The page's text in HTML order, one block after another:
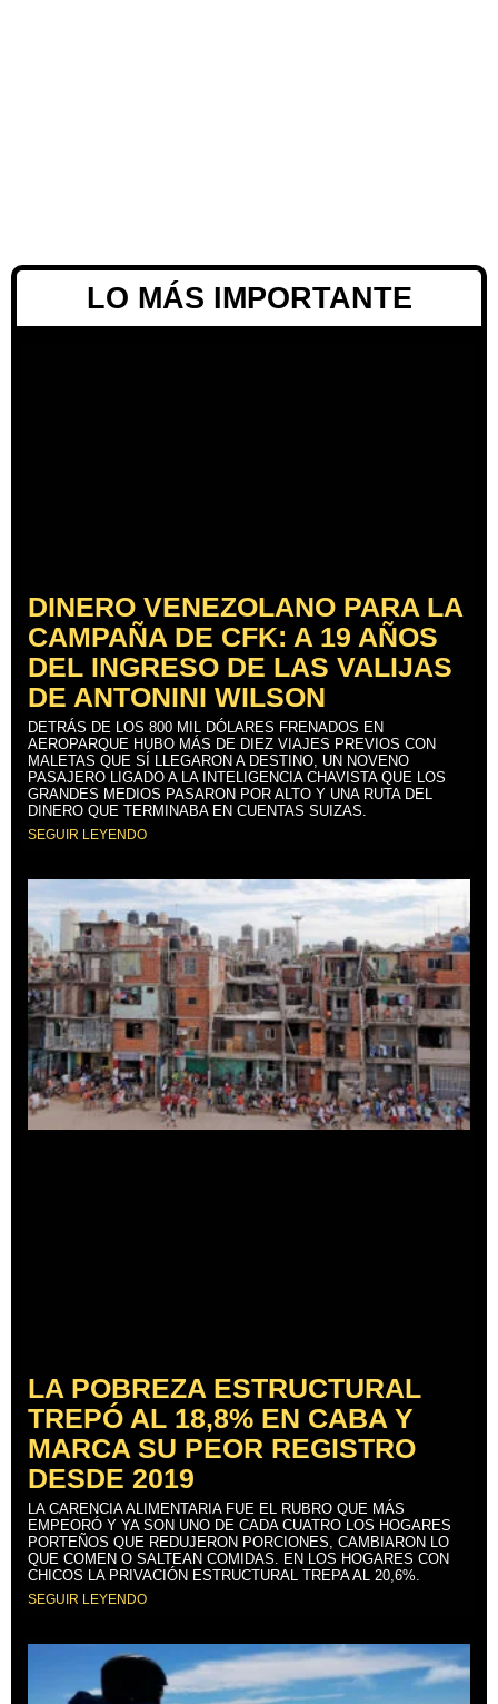
LO MÁS IMPORTANTE
DINERO VENEZOLANO PARA LA
CAMPAÑA DE CFK: A 19 AÑOS
DEL INGRESO DE LAS VALIJAS
DE ANTONINI WILSON
DETRÁS DE LOS 800 MIL DÓLARES FRENADOS EN
AEROPARQUE HUBO MÁS DE DIEZ VIAJES PREVIOS CON
MALETAS QUE SÍ LLEGARON A DESTINO, UN NOVENO
PASAJERO LIGADO A LA INTELIGENCIA CHAVISTA QUE LOS
GRANDES MEDIOS PASARON POR ALTO Y UNA RUTA DEL
DINERO QUE TERMINABA EN CUENTAS SUIZAS.
SEGUIR LEYENDO
LA POBREZA ESTRUCTURAL
TREPÓ AL 18,8% EN CABA Y
MARCA SU PEOR REGISTRO
DESDE 2019
LA CARENCIA ALIMENTARIA FUE EL RUBRO QUE MÁS
EMPEORÓ Y YA SON UNO DE CADA CUATRO LOS HOGARES
PORTEÑOS QUE REDUJERON PORCIONES, CAMBIARON LO
QUE COMEN O SALTEAN COMIDAS. EN LOS HOGARES CON
CHICOS LA PRIVACIÓN ESTRUCTURAL TREPA AL 20,6%.
SEGUIR LEYENDO